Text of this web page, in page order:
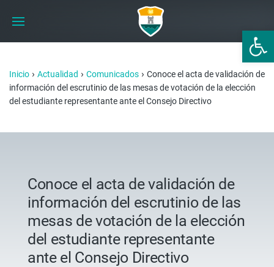
Abrir
Inicio › Actualidad › Comunicados › Conoce el acta de validación de
información del escrutinio de las mesas de votación de la elección
del estudiante representante ante el Consejo Directivo
Conoce el acta de validación de
información del escrutinio de las
mesas de votación de la elección
del estudiante representante
ante el Consejo Directivo